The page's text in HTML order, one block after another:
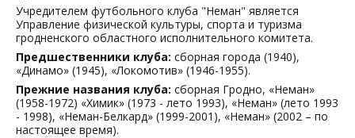
Учредителем футбольного клуба "Неман" является
Управление физической культуры, спорта и туризма
гродненского областного исполнительного комитета.
Предшественники клуба: сборная города (1940),
«Динамо» (1945), «Локомотив» (1946-1955).
Прежние названия клуба: сборная Гродно, «Неман»
(1958-1972) «Химик» (1973 - лето 1993), «Неман» (лето 1993
- 1998), «Неман-Белкард» (1999-2001), «Неман» (2002 – по
настоящее время).